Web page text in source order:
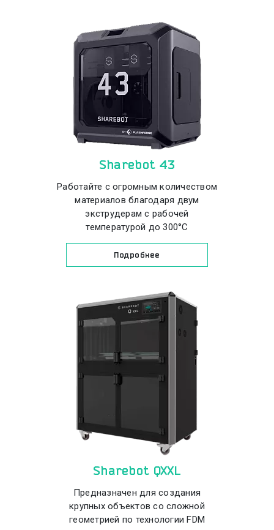
Sharebot 43
Работайте с огромным количеством
материалов благодаря двум
экструдерам с рабочей
температурой до 300°С
Подробнее
Sharebot QXXL
Предназначен для создания
крупных объектов со сложной
геометрией по технологии FDM